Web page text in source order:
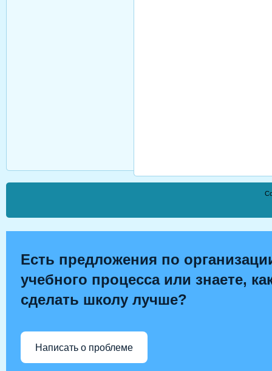
Есть предложения по
учебного процесса или знаете,
сделать школу лучше?
Написать о проблеме